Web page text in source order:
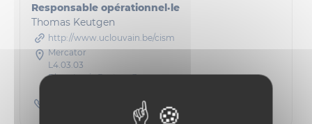
Responsable opérationnel·le
Thomas Keutgen
http://www.uclouvain.be/cism
Mercator
L4.03.03
Place Louis Pasteur 3